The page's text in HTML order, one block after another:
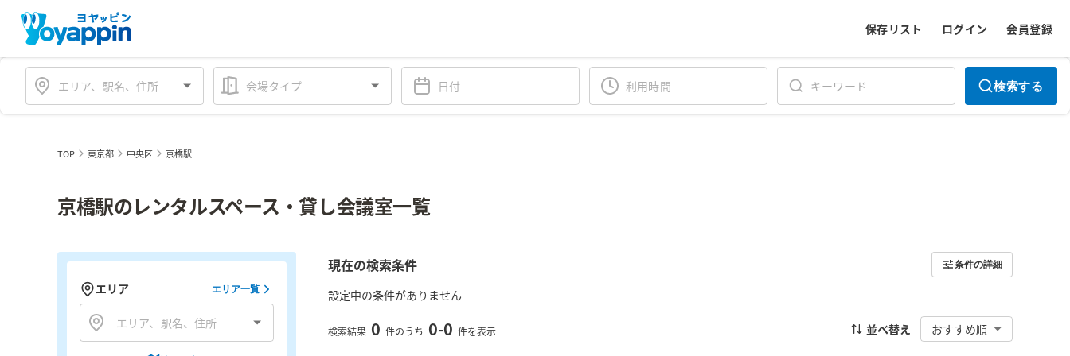
保存リスト ログイン 会員登録
会場タイプ 検索する
TOP 東京都 中央区 京橋駅
京橋駅のレンタルスペース・貸し会議室一覧
現在の検索条件 条件の詳細
設定中の条件がありません
検索結果 0 件のうち 0-0 件を表示 並べ替え おすすめ順
エリア エリア一覧